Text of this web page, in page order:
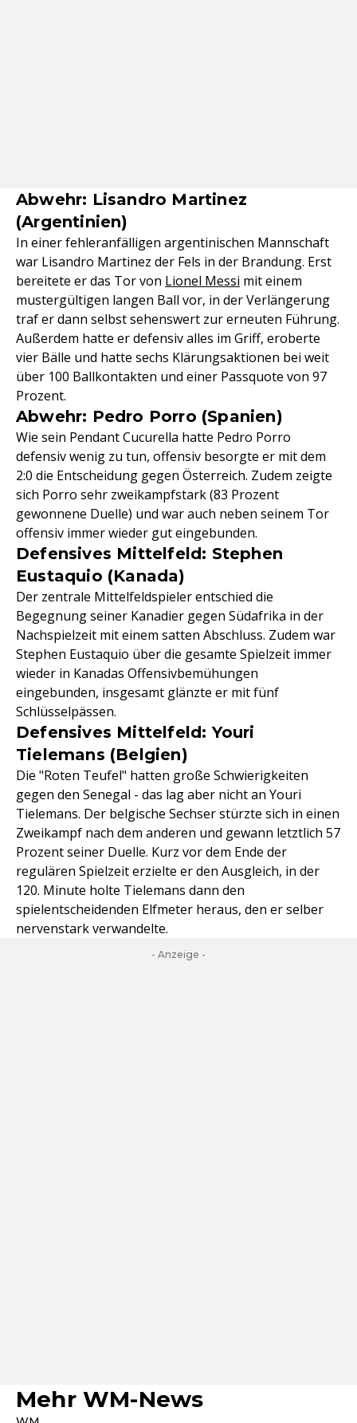
Abwehr: Lisandro Martinez
(Argentinien)
In einer fehleranfälligen argentinischen Mannschaft
war Lisandro Martinez der Fels in der Brandung. Erst
bereitete er das Tor von Lionel Messi mit einem
mustergültigen langen Ball vor, in der Verlängerung
traf er dann selbst sehenswert zur erneuten Führung.
Außerdem hatte er defensiv alles im Griff, eroberte
vier Bälle und hatte sechs Klärungsaktionen bei weit
über 100 Ballkontakten und einer Passquote von 97
Prozent.
Abwehr: Pedro Porro (Spanien)
Wie sein Pendant Cucurella hatte Pedro Porro
defensiv wenig zu tun, offensiv besorgte er mit dem
2:0 die Entscheidung gegen Österreich. Zudem zeigte
sich Porro sehr zweikampfstark (83 Prozent
gewonnene Duelle) und war auch neben seinem Tor
offensiv immer wieder gut eingebunden.
Defensives Mittelfeld: Stephen
Eustaquio (Kanada)
Der zentrale Mittelfeldspieler entschied die
Begegnung seiner Kanadier gegen Südafrika in der
Nachspielzeit mit einem satten Abschluss. Zudem war
Stephen Eustaquio über die gesamte Spielzeit immer
wieder in Kanadas Offensivbemühungen
eingebunden, insgesamt glänzte er mit fünf
Schlüsselpässen.
Defensives Mittelfeld: Youri
Tielemans (Belgien)
Die "Roten Teufel" hatten große Schwierigkeiten
gegen den Senegal - das lag aber nicht an Youri
Tielemans. Der belgische Sechser stürzte sich in einen
Zweikampf nach dem anderen und gewann letztlich 57
Prozent seiner Duelle. Kurz vor dem Ende der
regulären Spielzeit erzielte er den Ausgleich, in der
120. Minute holte Tielemans dann den
spielentscheidenden Elfmeter heraus, den er selber
nervenstark verwandelte.
- Anzeige -
Mehr WM-News